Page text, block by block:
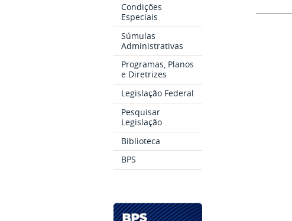
Condições
Especiais
Súmulas
Administrativas
Programas, Planos
e Diretrizes
Legislação Federal
Pesquisar
Legislação
Biblioteca
BPS